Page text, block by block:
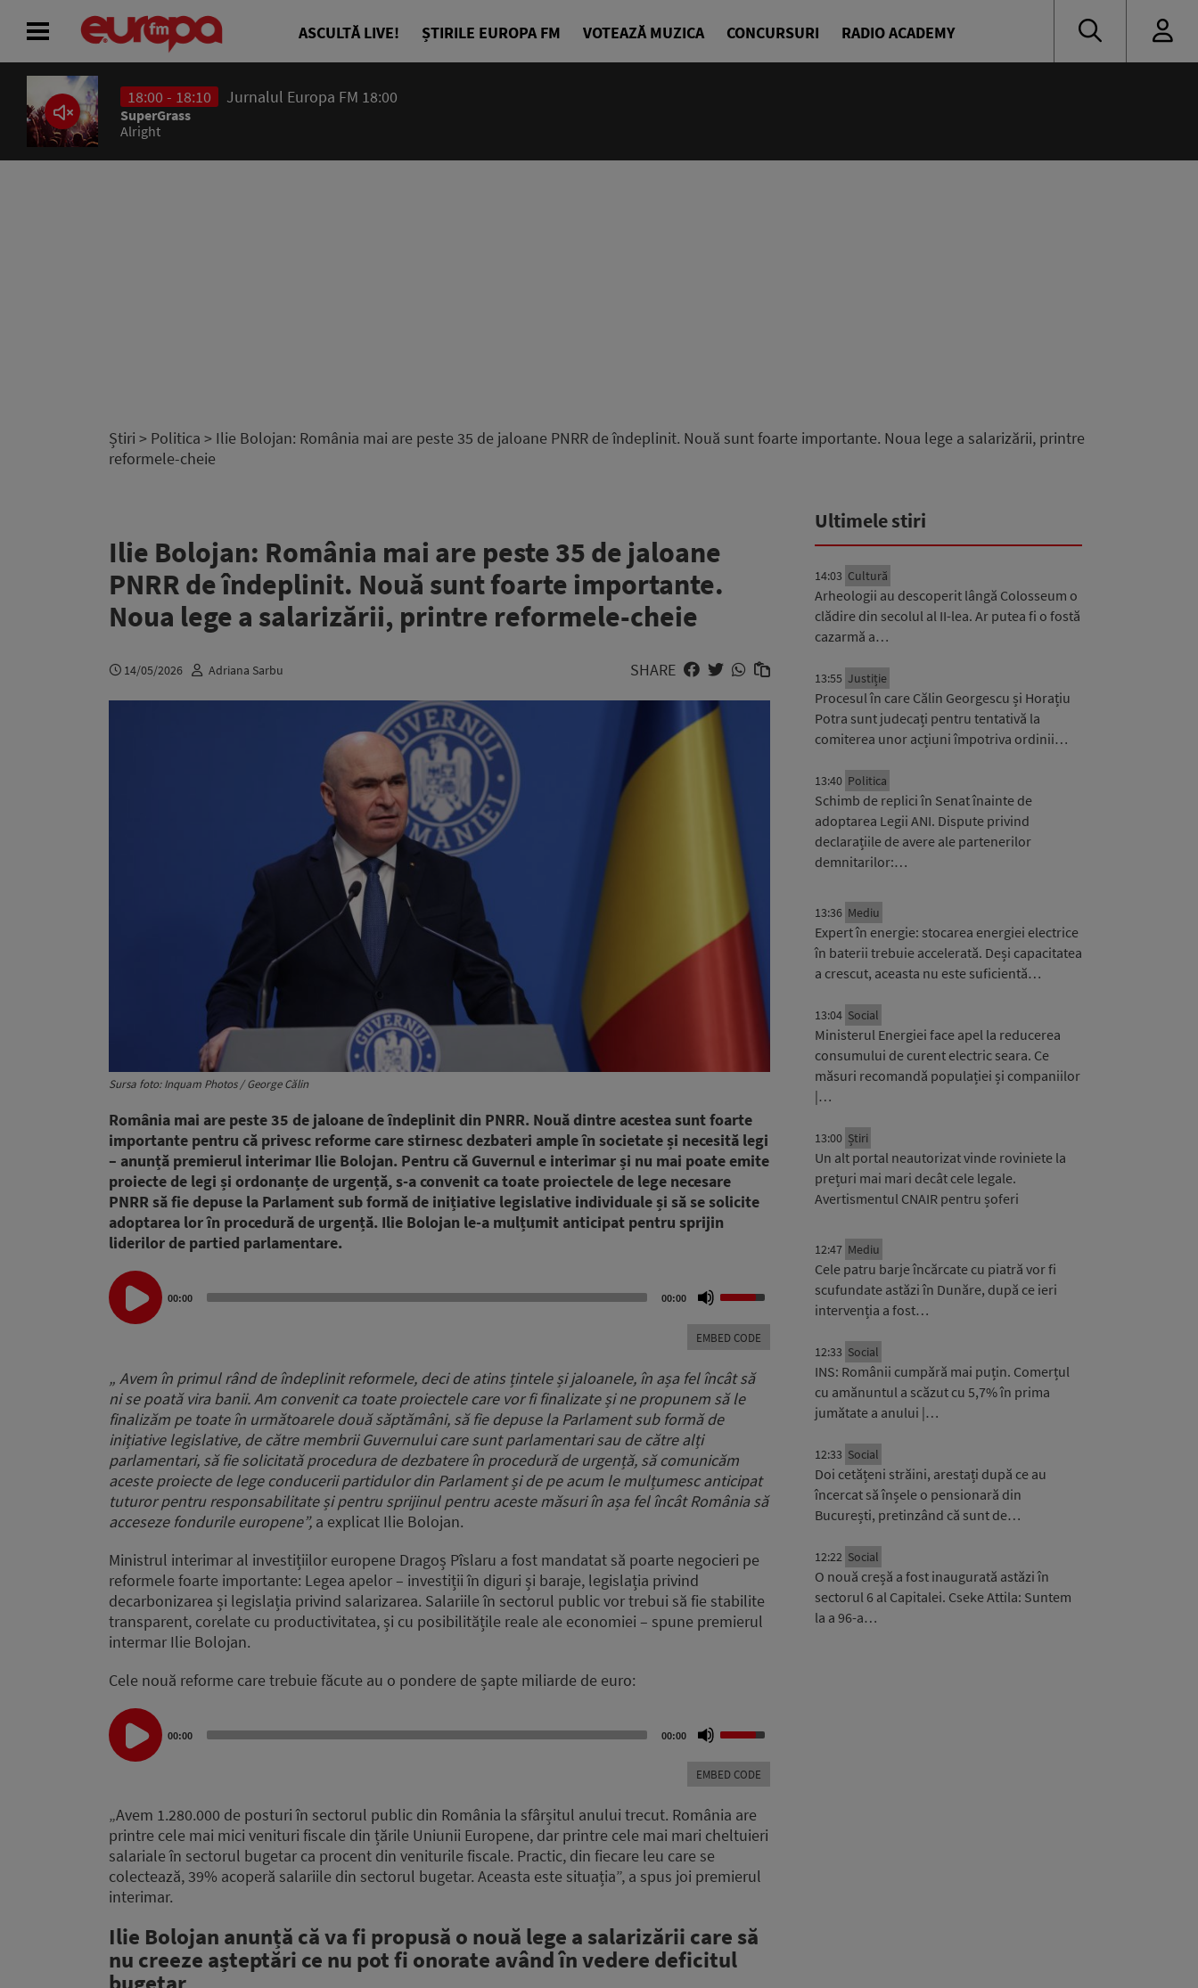
ASCULTĂ LIVE! ȘTIRILE EUROPA FM VOTEAZĂ MUZICA CONCURSURI RADIO ACADEMY
18:00 - 18:10 Jurnalul Europa FM 18:00
SuperGrass
Alright
Știri > Politica > Ilie Bolojan: România mai are peste 35 de jaloane PNRR de îndeplinit. Nouă sunt foarte importante. Noua lege a salarizării, printre
reformele-cheie
Ilie Bolojan: România mai are peste 35 de jaloane
PNRR de îndeplinit. Nouă sunt foarte importante.
Noua lege a salarizării, printre reformele-cheie
14/05/2026 Adriana Sarbu SHARE
Sursa foto: Inquam Photos / George Călin
România mai are peste 35 de jaloane de îndeplinit din PNRR. Nouă dintre acestea sunt foarte
importante pentru că privesc reforme care stirnesc dezbateri ample în societate și necesită legi
– anunță premierul interimar Ilie Bolojan. Pentru că Guvernul e interimar și nu mai poate emite
proiecte de legi și ordonanțe de urgență, s-a convenit ca toate proiectele de lege necesare
PNRR să fie depuse la Parlament sub formă de inițiative legislative individuale și să se solicite
adoptarea lor în procedură de urgență. Ilie Bolojan le-a mulțumit anticipat pentru sprijin
liderilor de partied parlamentare.
Audio
Player
00:00 00:00
Up/Down
keys
increase
or
decrease
EMBED CODE
„ Avem în primul rând de îndeplinit reformele, deci de atins țintele și jaloanele, în așa fel încât să
ni se poată vira banii. Am convenit ca toate proiectele care vor fi finalizate și ne propunem să le
finalizăm pe toate în următoarele două săptămâni, să fie depuse la Parlament sub formă de
inițiative legislative, de către membrii Guvernului care sunt parlamentari sau de către alți
parlamentari, să fie solicitată procedura de dezbatere în procedură de urgență, să comunicăm
aceste proiecte de lege conducerii partidulor din Parlament și de pe acum le mulțumesc anticipat
tuturor pentru responsabilitate și pentru sprijinul pentru aceste măsuri în așa fel încât România să
acceseze fondurile europene”, a explicat Ilie Bolojan.
Ministrul interimar al investițiilor europene Dragoș Pîslaru a fost mandatat să poarte negocieri pe
reformele foarte importante: Legea apelor – investiții în diguri și baraje, legislația privind
decarbonizarea și legislația privind salarizarea. Salariile în sectorul public vor trebui să fie stabilite
transparent, corelate cu productivitatea, și cu posibilitățile reale ale economiei – spune premierul
intermar Ilie Bolojan.
Cele nouă reforme care trebuie făcute au o pondere de șapte miliarde de euro:
Audio
Player
00:00 00:00
Up/Down
keys
increase
or
volume.
EMBED CODE
„Avem 1.280.000 de posturi în sectorul public din România la sfârșitul anului trecut. România are
printre cele mai mici venituri fiscale din țările Uniunii Europene, dar printre cele mai mari cheltuieri
salariale în sectorul bugetar ca procent din veniturile fiscale. Practic, din fiecare leu care se
colectează, 39% acoperă salariile din sectorul bugetar. Aceasta este situația”, a spus joi premierul
interimar.
Ilie Bolojan anunță că va fi propusă o nouă lege a salarizării care să
nu creeze așteptări ce nu pot fi onorate având în vedere deficitul
Ultimele stiri
14:03 Cultură
Arheologii au descoperit lângă Colosseum o
clădire din secolul al II-lea. Ar putea fi o fostă
cazarmă a…
13:55 Justiție
Procesul în care Călin Georgescu și Horațiu
Potra sunt judecați pentru tentativă la
comiterea unor acțiuni împotriva ordinii…
13:40 Politica
Schimb de replici în Senat înainte de
adoptarea Legii ANI. Dispute privind
declarațiile de avere ale partenerilor
demnitarilor:…
13:36 Mediu
Expert în energie: stocarea energiei electrice
în baterii trebuie accelerată. Deși capacitatea
a crescut, aceasta nu este suficientă…
13:04 Social
Ministerul Energiei face apel la reducerea
consumului de curent electric seara. Ce
măsuri recomandă populației și companiilor
|…
13:00 Știri
Un alt portal neautorizat vinde roviniete la
prețuri mai mari decât cele legale.
Avertismentul CNAIR pentru șoferi
12:47 Mediu
Cele patru barje încărcate cu piatră vor fi
scufundate astăzi în Dunăre, după ce ieri
intervenția a fost…
12:33 Social
INS: Românii cumpără mai puțin. Comerțul
cu amănuntul a scăzut cu 5,7% în prima
jumătate a anului |…
12:33 Social
Doi cetățeni străini, arestați după ce au
încercat să înșele o pensionară din
București, pretinzând că sunt de…
12:22 Social
O nouă creșă a fost inaugurată astăzi în
sectorul 6 al Capitalei. Cseke Attila: Suntem
la a 96-a…
ACASĂ
ȘTIRI